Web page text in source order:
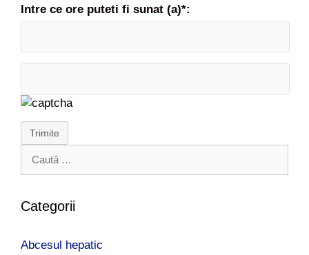
Intre ce ore puteti fi sunat (a)*:
Trimite
t
u
Categorii
Abcesul hepatic